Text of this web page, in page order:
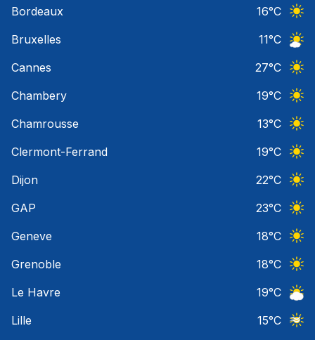
Bordeaux
16°C
Bruxelles
11°C
Cannes
27°C
Chambery
19°C
Chamrousse
13°C
Clermont-Ferrand
19°C
Dijon
22°C
GAP
23°C
Geneve
18°C
Grenoble
18°C
Le Havre
19°C
Lille
15°C